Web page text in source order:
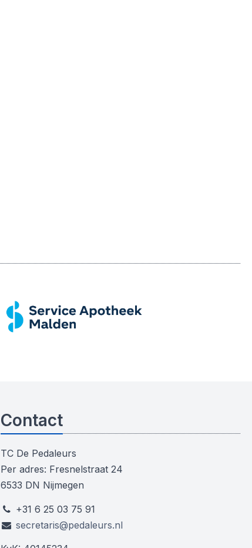
Contact
TC De Pedaleurs
Per adres: Fresnelstraat 24
6533 DN Nijmegen
+31 6 25 03 75 91
secretaris@pedaleurs.nl